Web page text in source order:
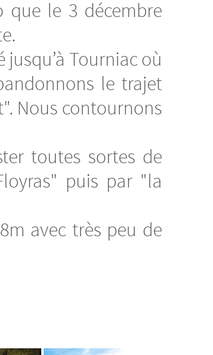
que le 3 décembre
Tourniac où
le trajet
Nous contournons
toutes sortes de
puis par "la
avec très peu de